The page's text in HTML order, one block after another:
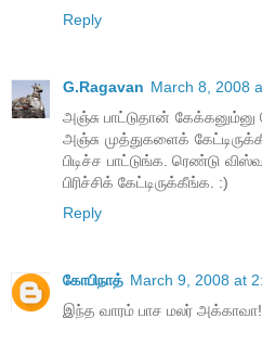
Reply
G.Ragavan March 8, 2008
அஞ்சு பாட்டுதான்
அஞ்சு முத்துகளைக்
பிடிச்ச பாட்டுங்க. ரெண்டு
பிரிச்சிக் கேட்டிருக்கீங்க. :)
Reply
கோபிநாத் March 9, 2008 at
இந்த வாரம் பாச மலர்